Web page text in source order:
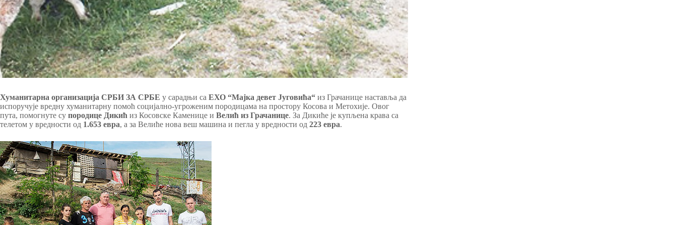
Хуманитарна организација СРБИ ЗА СРБЕ у сарадњи са ЕХО “Мајка девет Југовића“ из Грачанице наставља да
испоручује вредну хуманитарну помоћ социјално-угроженим породицама на простору Косова и Метохије. Овог
пута, помогнуте су породице Дикић из Косовске Каменице и Велић из Грачанице. За Дикиће је купљена крава са
телетом у вредности од 1.653 евра, а за Велиће нова веш машина и пегла у вредности од 223 евра.